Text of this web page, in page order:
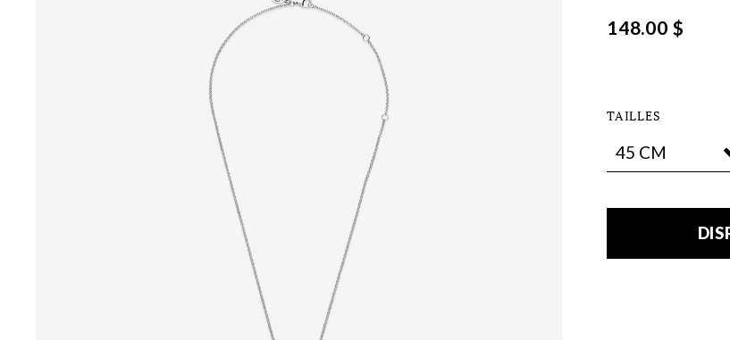
148.00 $
TAILLES